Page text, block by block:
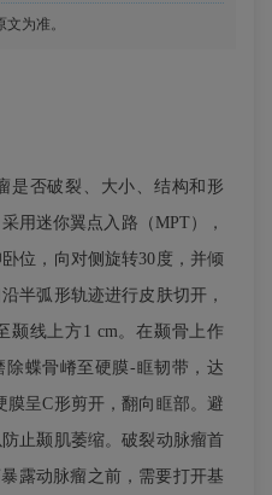
为准。
是否破裂、大小、结构和形
用迷你翼点入路（MPT），
位，向对侧旋转30度，并倾
半弧形轨迹进行皮肤切开，
颞线上方1 cm。在颞骨上作
除蝶骨嵴至硬膜-眶韧带，达
呈C形剪开，翻向眶部。避
止颞肌萎缩。破裂动脉瘤首
露动脉瘤之前，需要打开基